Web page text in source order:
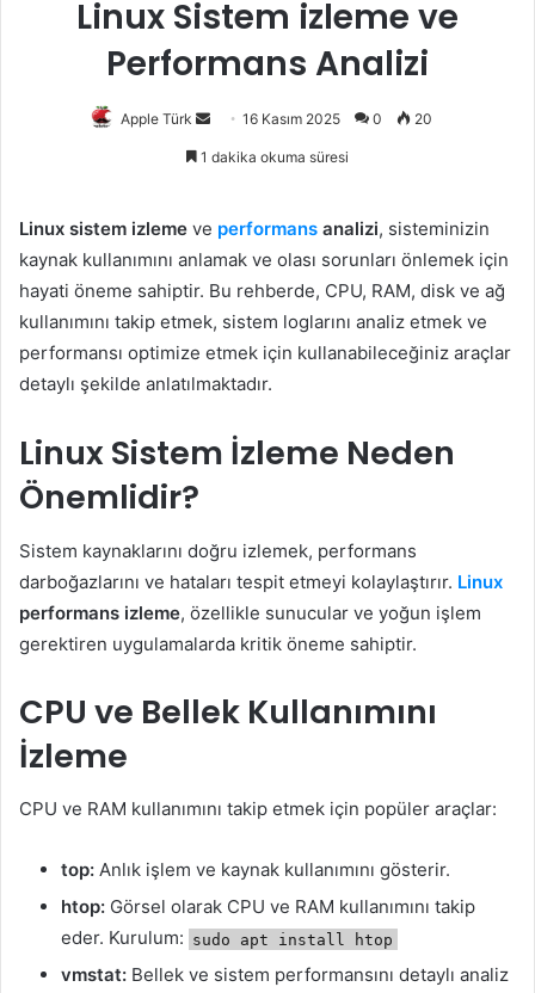
Linux Sistem izleme ve
Performans Analizi
Apple Türk
Bir
16 Kasım 2025 0 20
1 dakika okuma süresi
Linux sistem izleme ve performans analizi, sisteminizin
kaynak kullanımını anlamak ve olası sorunları önlemek için
hayati öneme sahiptir. Bu rehberde, CPU, RAM, disk ve ağ
kullanımını takip etmek, sistem loglarını analiz etmek ve
performansı optimize etmek için kullanabileceğiniz araçlar
detaylı şekilde anlatılmaktadır.
Linux Sistem İzleme Neden
Önemlidir?
Sistem kaynaklarını doğru izlemek, performans
darboğazlarını ve hataları tespit etmeyi kolaylaştırır. Linux
performans izleme, özellikle sunucular ve yoğun işlem
gerektiren uygulamalarda kritik öneme sahiptir.
CPU ve Bellek Kullanımını
İzleme
CPU ve RAM kullanımını takip etmek için popüler araçlar:
top: Anlık işlem ve kaynak kullanımını gösterir.
htop: Görsel olarak CPU ve RAM kullanımını takip
eder. Kurulum: sudo apt install htop
vmstat: Bellek ve sistem performansını detaylı analiz